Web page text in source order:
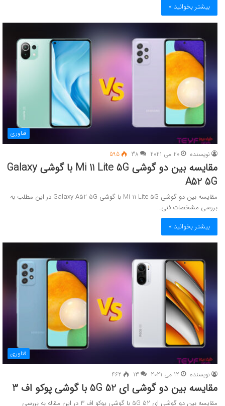
بیشتر بخوانید »
فناوری
نویسنده 20 می 2021 38
595
مقایسه بین دو گوشی Mi 11 Lite 5G با گوشی Galaxy
A52 5G
مقایسه بین دو گوشی Mi 11 Lite 5G با گوشی Galaxy A52 5G در این مطلب به
بررسی مشخصات فنی…
بیشتر بخوانید »
فناوری
نویسنده 12 می 2021 13
462
مقایسه بین دو گوشی ای 52 5G با گوشی پوکو اف 3
مقایسه بین دو گوشی ای 52 5G با گوشی پوکو اف 3 در این مقاله به بررسی